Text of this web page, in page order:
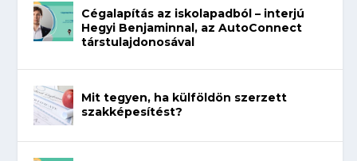
Cégalapítás az iskolapadból – interjú
Hegyi Benjaminnal, az AutoConnect
társtulajdonosával
Mit tegyen, ha külföldön szerzett
szakképesítést?